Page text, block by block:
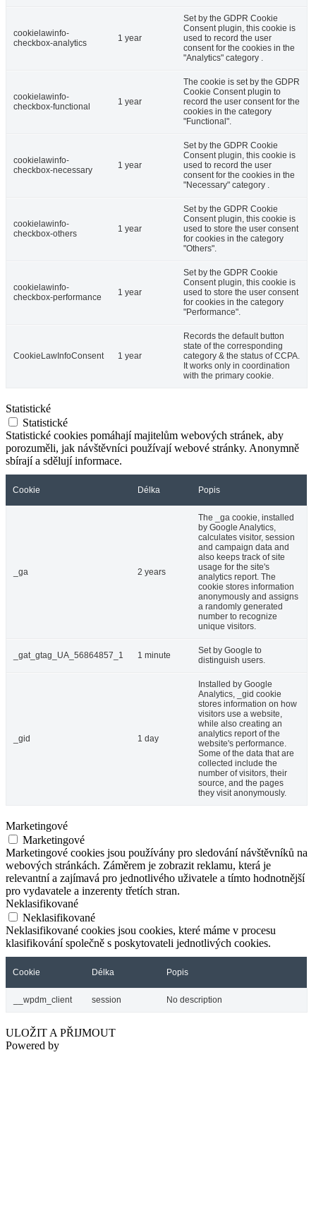
cookielawinfo-
checkbox-analytics
1 year
Set by the GDPR Cookie
Consent plugin, this cookie is
used to record the user
consent for the cookies in the
"Analytics" category .
cookielawinfo-
checkbox-functional
1 year
The cookie is set by the GDPR
Cookie Consent plugin to
record the user consent for the
cookies in the category
"Functional".
cookielawinfo-
checkbox-necessary
1 year
Set by the GDPR Cookie
Consent plugin, this cookie is
used to record the user
consent for the cookies in the
"Necessary" category .
cookielawinfo-
checkbox-others
1 year
Set by the GDPR Cookie
Consent plugin, this cookie is
used to store the user consent
for cookies in the category
"Others".
cookielawinfo-
checkbox-performance
1 year
Set by the GDPR Cookie
Consent plugin, this cookie is
used to store the user consent
for cookies in the category
"Performance".
CookieLawInfoConsent 1 year
Records the default button
state of the corresponding
category & the status of CCPA.
It works only in coordination
with the primary cookie.
Statistické
Statistické
Statistické cookies pomáhají majitelům webových stránek, aby
porozuměli, jak návštěvníci používají webové stránky. Anonymně
sbírají a sdělují informace.
Cookie Délka Popis
_ga 2 years
The _ga cookie, installed
by Google Analytics,
calculates visitor, session
and campaign data and
also keeps track of site
usage for the site's
analytics report. The
cookie stores information
anonymously and assigns
a randomly generated
number to recognize
unique visitors.
_gat_gtag_UA_56864857_1 1 minute
Set by Google to
distinguish users.
_gid 1 day
Installed by Google
Analytics, _gid cookie
stores information on how
visitors use a website,
while also creating an
analytics report of the
website's performance.
Some of the data that are
collected include the
number of visitors, their
source, and the pages
they visit anonymously.
Marketingové
Marketingové
Marketingové cookies jsou používány pro sledování návštěvníků na
webových stránkách. Záměrem je zobrazit reklamu, která je
relevantní a zajímavá pro jednotlivého uživatele a tímto hodnotnější
pro vydavatele a inzerenty třetích stran.
Neklasifikované
Neklasifikované
Neklasifikované cookies jsou cookies, které máme v procesu
klasifikování společně s poskytovateli jednotlivých cookies.
Cookie Délka Popis
__wpdm_client session No description
ULOŽIT A PŘIJMOUT
Powered by